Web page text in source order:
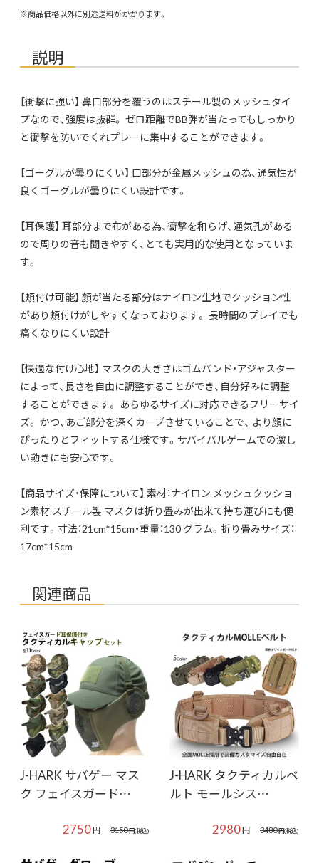
※商品価格以外に別途送料がかかります。
説明
【衝撃に強い】 鼻口部分を覆うのはスチール製のメッシュタイ
プなので、強度は抜群。 ゼロ距離でBB弾が当たってもしっかり
と衝撃を防いでくれプレーに集中することができます。
【ゴーグルが曇りにくい】 口部分が金属メッシュの為、通気性が
良くゴーグルが曇りにくい設計です。
【耳保護】 耳部分まで布がある為、衝撃を和らげ、通気孔がある
ので周りの音も聞きやすく、とても実用的な使用となっていま
す。
【頬付け可能】 顔が当たる部分はナイロン生地でクッション性
があり頬付けがしやすくなっております。 長時間のプレイでも
痛くなりにくい設計
【快適な付け心地】 マスクの大きさはゴムバンド・アジャスター
によって、長さを自由に調整することができ、自分好みに調整
することができます。 あらゆるサイズに対応できるフリーサイ
ズ。 かつ、あご部分を深くカーブさせていることで、 より顔に
ぴったりとフィットする仕様です。サバイバルゲームでの激し
い動きにも安心です。
【商品サイズ・保障について】 素材：ナイロン メッシュクッショ
ン素材 スチール製 マスクは折り畳みが出来て持ち運びにも便
利です。寸法：21cm*15cm・重量：130 グラム。折り畳みサイズ：
17cm*15cm
関連商品
J-HARK サバゲー マス
ク フェイスガード…
3150円(税込)
2750円
J-HARK タクティカルベ
ルト モールシス…
3480円(税込)
2980円